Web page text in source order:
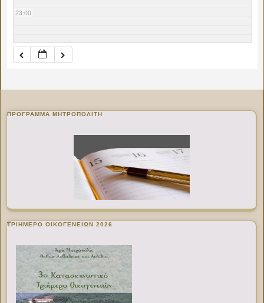
23:00
ΠΡΌΓΡΑΜΜΑ ΜΗΤΡΟΠΟΛΊΤΗ
ΤΡΙΗΜΕΡΟ ΟΙΚΟΓΕΝΕΙΩΝ 2026